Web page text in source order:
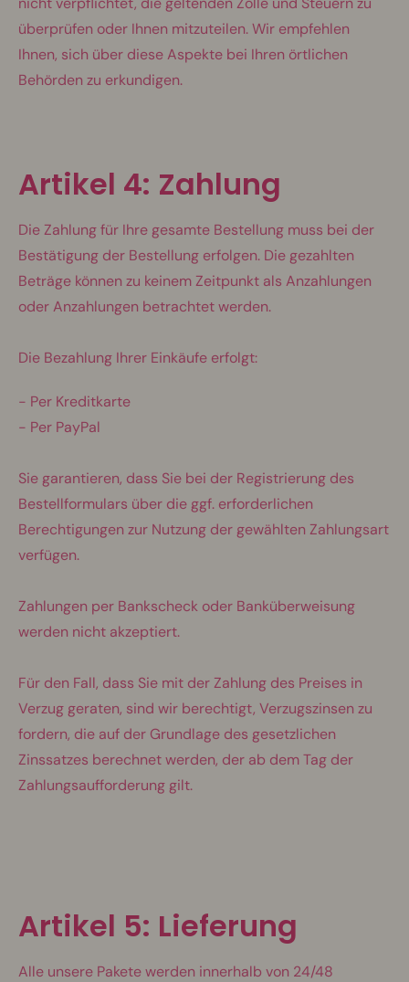
überprüfen oder Ihnen mitzuteilen. Wir empfehlen
Ihnen, sich über diese Aspekte bei Ihren örtlichen
Behörden zu erkundigen.
Artikel 4: Zahlung
Die Zahlung für Ihre gesamte Bestellung muss bei der
Bestätigung der Bestellung erfolgen. Die gezahlten
Beträge können zu keinem Zeitpunkt als Anzahlungen
oder Anzahlungen betrachtet werden.
Die Bezahlung Ihrer Einkäufe erfolgt:
- Per Kreditkarte
- Per PayPal
Sie garantieren, dass Sie bei der Registrierung des
Bestellformulars über die ggf. erforderlichen
Berechtigungen zur Nutzung der gewählten Zahlungsart
verfügen.
Zahlungen per Bankscheck oder Banküberweisung
werden nicht akzeptiert.
Für den Fall, dass Sie mit der Zahlung des Preises in
Verzug geraten, sind wir berechtigt, Verzugszinsen zu
fordern, die auf der Grundlage des gesetzlichen
Zinssatzes berechnet werden, der ab dem Tag der
Zahlungsaufforderung gilt.
Artikel 5: Lieferung
Alle unsere Pakete werden innerhalb von 24/48